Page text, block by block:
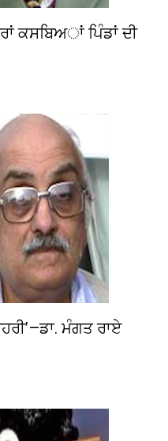
ਕਸਬਿਅਾਂ ਪਿੰਡਾਂ ਦੀ
ਮੰਗਤ ਰਾਏ